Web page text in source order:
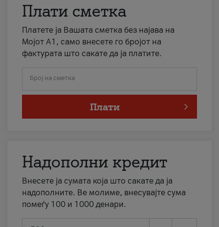
Плати сметка
Платете ја Вашата сметка без најава на
Мојот А1, само внесете го бројот на
фактурата што сакате да ја платите.
Број на сметка
Плати
Надополни кредит
Внесете ја сумата која што сакате да ја
надополните. Ве молиме, внесувајте сума
помеѓу 100 и 1000 денари.